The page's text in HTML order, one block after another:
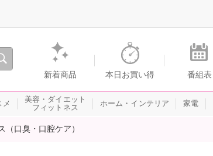
・テレビショッピングのショップチャンネル
新着商品 本日お買い得 番組表
メ
美容・ダイエット
フィットネス
ホーム・インテリア 家電
（口臭・口腔ケア）